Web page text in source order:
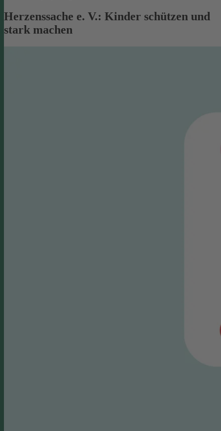
Herzenssache e. V.: Kinder schützen und
stark machen